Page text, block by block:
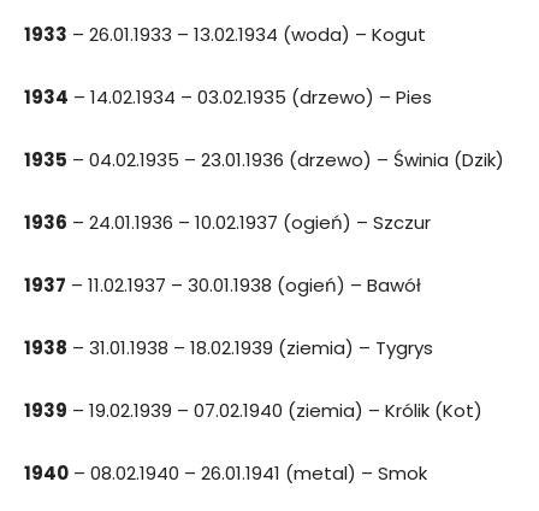
1933 – 26.01.1933 – 13.02.1934 (woda) – Kogut
1934 – 14.02.1934 – 03.02.1935 (drzewo) – Pies
1935 – 04.02.1935 – 23.01.1936 (drzewo) – Świnia (Dzik)
1936 – 24.01.1936 – 10.02.1937 (ogień) – Szczur
1937 – 11.02.1937 – 30.01.1938 (ogień) – Bawół
1938 – 31.01.1938 – 18.02.1939 (ziemia) – Tygrys
1939 – 19.02.1939 – 07.02.1940 (ziemia) – Królik (Kot)
1940 – 08.02.1940 – 26.01.1941 (metal) – Smok